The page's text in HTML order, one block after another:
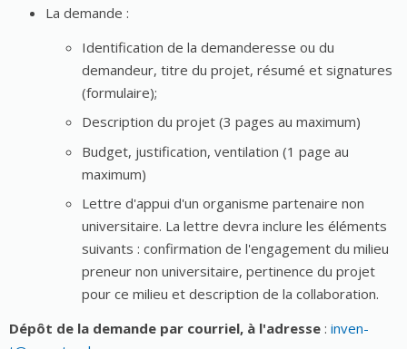
La demande :
Identification de la demanderesse ou du
demandeur, titre du projet, résumé et signatures
(formulaire);
Description du projet (3 pages au maximum)
Budget, justification, ventilation (1 page au
maximum)
Lettre d'appui d'un organisme partenaire non
universitaire. La lettre devra inclure les éléments
suivants : confirmation de l'engagement du milieu
preneur non universitaire, pertinence du projet
pour ce milieu et description de la collaboration.
Dépôt de la demande par courriel, à l'adresse : inven-